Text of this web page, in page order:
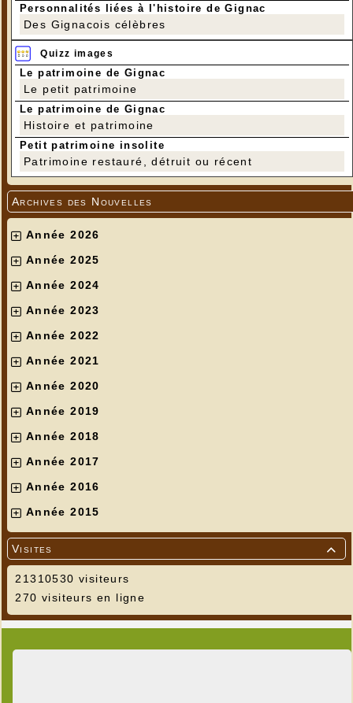
Personnalités liées à l'histoire de Gignac
Des Gignacois célèbres
Quizz images
Le patrimoine de Gignac
Le petit patrimoine
Le patrimoine de Gignac
Histoire et patrimoine
Petit patrimoine insolite
Patrimoine restauré, détruit ou récent
Archives des Nouvelles
Année 2026
Année 2025
Année 2024
Année 2023
Année 2022
Année 2021
Année 2020
Année 2019
Année 2018
Année 2017
Année 2016
Année 2015

Visites
21310530 visiteurs
270 visiteurs en ligne